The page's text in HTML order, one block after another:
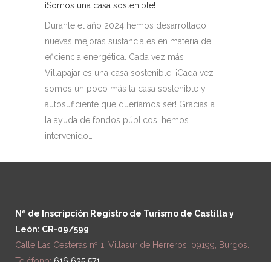
¡Somos una casa sostenible!
Durante el año 2024 hemos desarrollado
nuevas mejoras sustanciales en materia de
eficiencia energética. Cada vez más
Villapajar es una casa sostenible. ¡Cada vez
somos un poco más la casa sostenible y
autosuficiente que queríamos ser! Gracias a
la ayuda de fondos públicos, hemos
intervenido…
Nº de Inscripción Registro de Turismo de Castilla y
León: CR-09/599
Calle Las Cesteras nº 1, Villasur de Herreros. 09199, Burgos.